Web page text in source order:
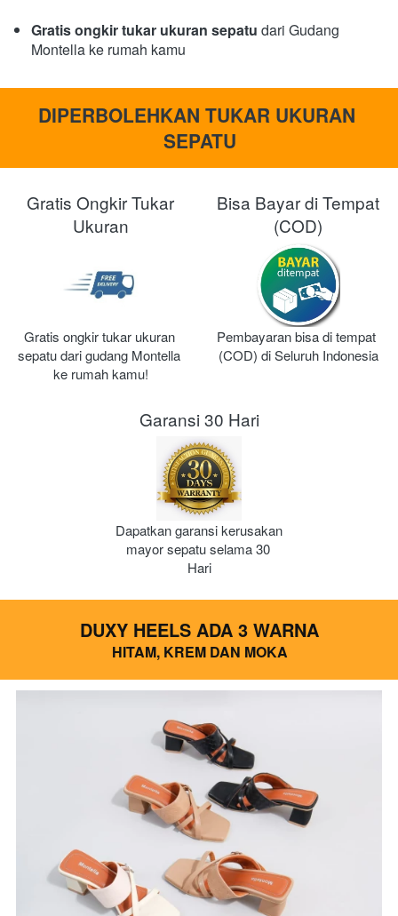
Gratis ongkir tukar ukuran sepatu dari Gudang
Montella ke rumah kamu
DIPERBOLEHKAN TUKAR UKURAN
SEPATU
Gratis Ongkir Tukar
Ukuran
Gratis ongkir tukar ukuran
sepatu dari gudang Montella
ke rumah kamu!
Bisa Bayar di Tempat
(COD)
Pembayaran bisa di tempat
(COD) di Seluruh Indonesia
Garansi 30 Hari
Dapatkan garansi kerusakan
mayor sepatu selama 30
Hari
DUXY HEELS ADA 3 WARNA
HITAM, KREM DAN MOKA